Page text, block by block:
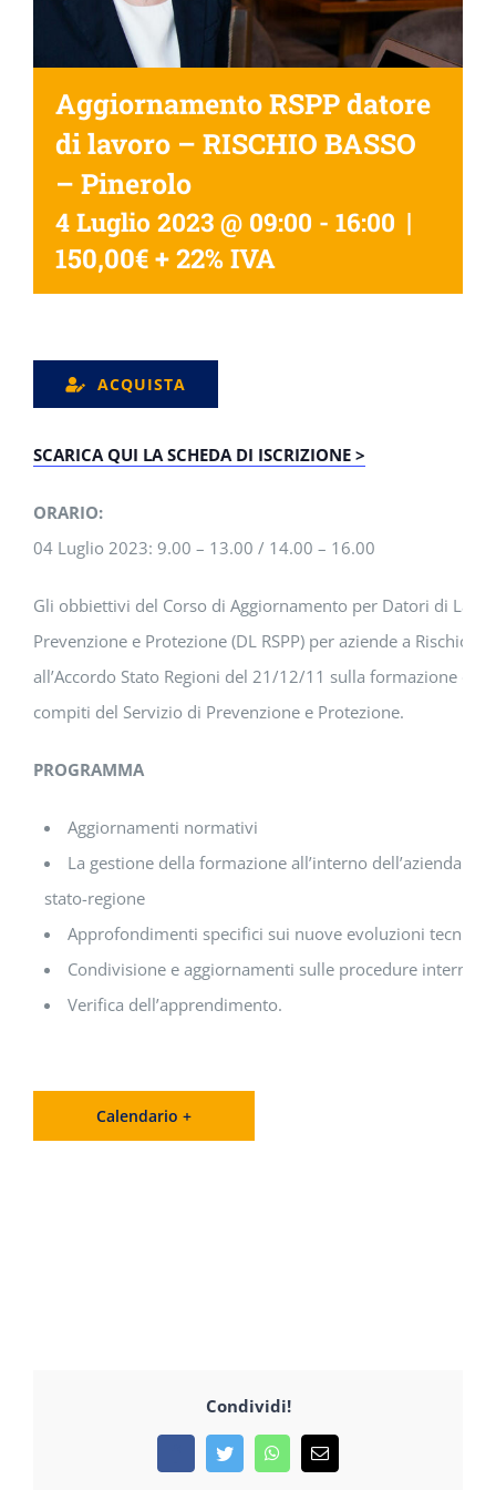
Aggiornamento RSPP datore
di lavoro – RISCHIO BASSO
– Pinerolo
4 Luglio 2023 @ 09:00 - 16:00 |
150,00€ + 22% IVA
ACQUISTA
SCARICA QUI LA SCHEDA DI ISCRIZIONE >
ORARIO:
04 Luglio 2023: 9.00 – 13.00 / 14.00 – 16.00
Gli obbiettivi del Corso di Aggiornamento per Datori di
Prevenzione e Protezione (DL RSPP) per aziende a Rischio
all’Accordo Stato Regioni del 21/12/11 sulla formazione
compiti del Servizio di Prevenzione e Protezione.
PROGRAMMA
Aggiornamenti normativi
La gestione della formazione all’interno dell’azienda a
stato-regione
Approfondimenti specifici sui nuove evoluzioni
Condivisione e aggiornamenti sulle procedure interne
Verifica dell’apprendimento.
Calendario +
Condividi!
FacebookTwitterWhatsApp
Email